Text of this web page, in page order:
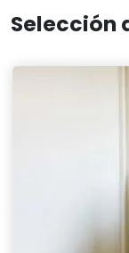
Selección